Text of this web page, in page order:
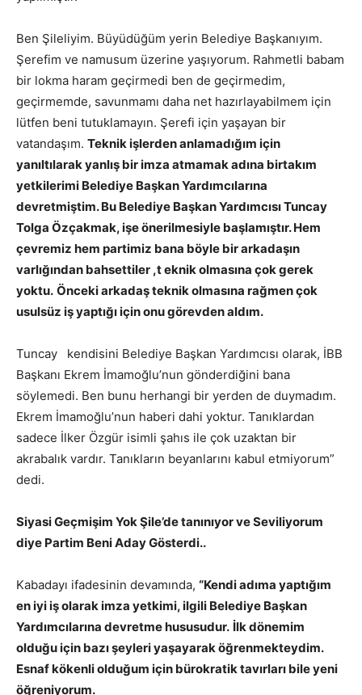
Ben Şileliyim. Büyüdüğüm yerin Belediye Başkanıyım.
Şerefim ve namusum üzerine yaşıyorum. Rahmetli babam
bir lokma haram geçirmedi ben de geçirmedim,
geçirmemde, savunmamı daha net hazırlayabilmem için
lütfen beni tutuklamayın. Şerefi için yaşayan bir
vatandaşım. Teknik işlerden anlamadığım için
yanıltılarak yanlış bir imza atmamak adına birtakım
yetkilerimi Belediye Başkan Yardımcılarına
devretmiştim. Bu Belediye Başkan Yardımcısı Tuncay
Tolga Özçakmak, işe önerilmesiyle başlamıştır. Hem
çevremiz hem partimiz bana böyle bir arkadaşın
varlığından bahsettiler ,t eknik olmasına çok gerek
yoktu. Önceki arkadaş teknik olmasına rağmen çok
usulsüz iş yaptığı için onu görevden aldım.
Tuncay kendisini Belediye Başkan Yardımcısı olarak, İBB
Başkanı Ekrem İmamoğlu’nun gönderdiğini bana
söylemedi. Ben bunu herhangi bir yerden de duymadım.
Ekrem İmamoğlu’nun haberi dahi yoktur. Tanıklardan
sadece İlker Özgür isimli şahıs ile çok uzaktan bir
akrabalık vardır. Tanıkların beyanlarını kabul etmiyorum”
dedi.
Siyasi Geçmişim Yok Şile’de tanınıyor ve Seviliyorum
diye Partim Beni Aday Gösterdi..
Kabadayı ifadesinin devamında, “Kendi adıma yaptığım
en iyi iş olarak imza yetkimi, ilgili Belediye Başkan
Yardımcılarına devretme hususudur. İlk dönemim
olduğu için bazı şeyleri yaşayarak öğrenmekteydim.
Esnaf kökenli olduğum için bürokratik tavırları bile yeni
öğreniyorum.